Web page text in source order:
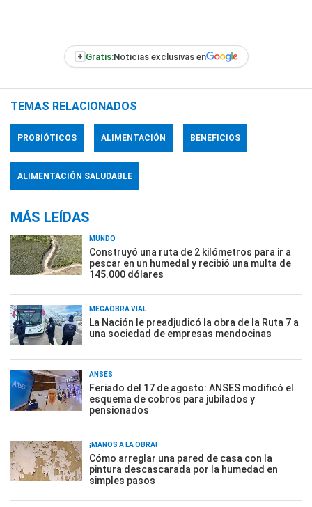
+ Gratis:Noticias exclusivas en
TEMAS RELACIONADOS
PROBIÓTICOS ALIMENTACIÓN BENEFICIOS
ALIMENTACIÓN SALUDABLE
MÁS LEÍDAS
MUNDO
Construyó una ruta de 2 kilómetros para ir a
pescar en un humedal y recibió una multa de
145.000 dólares
MEGAOBRA VIAL
La Nación le preadjudicó la obra de la Ruta 7 a
una sociedad de empresas mendocinas
ANSES
Feriado del 17 de agosto: ANSES modificó el
esquema de cobros para jubilados y
pensionados
¡MANOS A LA OBRA!
Cómo arreglar una pared de casa con la
pintura descascarada por la humedad en
simples pasos